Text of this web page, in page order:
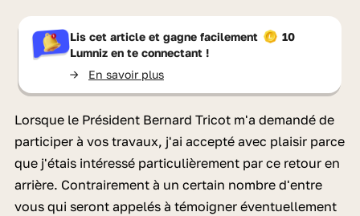
Lis cet article et gagne facilement
10
Lumniz en te connectant !
-> En savoir plus
Lorsque le Président Bernard Tricot m'a demandé de
participer à vos travaux, j'ai accepté avec plaisir parce
que j'étais intéressé particulièrement par ce retour en
arrière. Contrairement à un certain nombre d'entre
vous qui seront appelés à témoigner éventuellement